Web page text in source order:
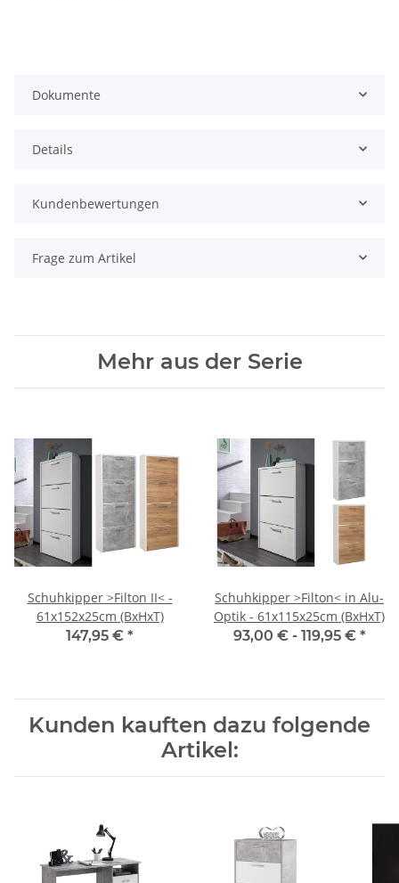
Dokumente
Details
Kundenbewertungen
Frage zum Artikel
Mehr aus der Serie
Schuhkipper >Filton II< -
61x152x25cm (BxHxT)
147,95 € *
Schuhkipper >Filton< in Alu-
Optik - 61x115x25cm (BxHxT)
93,00 € - 119,95 € *
Kunden kauften dazu folgende
Artikel: